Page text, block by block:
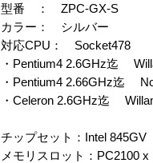
型番 ： ZPC-GX-S
カラー： シルバー
対応CPU： Socket478
・Pentium4 2.6GHz迄
・Pentium4 2.66GHz迄
・Celeron 2.6GHz迄
チップセット：Intel 845GV
メモリスロット：